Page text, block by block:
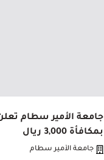
جامعة الأمير سطام
بمكافأة 3,000 ريال
جامعة الأمير سطام